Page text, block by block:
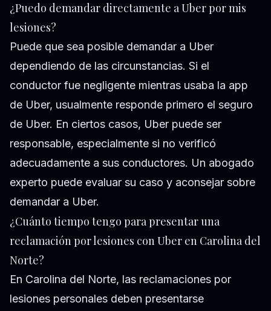
¿Puedo demandar directamente a Uber por mis
lesiones?
Puede que sea posible demandar a Uber
dependiendo de las circunstancias. Si el
conductor fue negligente mientras usaba la app
de Uber, usualmente responde primero el seguro
de Uber. En ciertos casos, Uber puede ser
responsable, especialmente si no verificó
adecuadamente a sus conductores. Un abogado
experto puede evaluar su caso y aconsejar sobre
demandar a Uber.
¿Cuánto tiempo tengo para presentar una
reclamación por lesiones con Uber en Carolina del
Norte?
En Carolina del Norte, las reclamaciones por
lesiones personales deben presentarse